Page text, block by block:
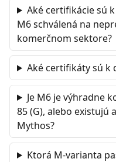
Aké certifikácie sú k
M6 schválená na
komerčnom sektore?
Aké certifikáty sú k
Je M6 je výhradne
85 (G), alebo existujú
Mythos?
Ktorá M-varianta